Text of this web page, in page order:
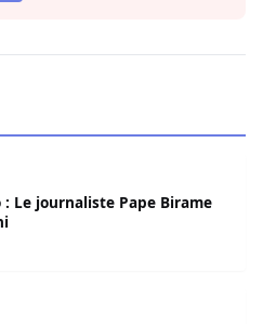
Le journaliste Pape Birame